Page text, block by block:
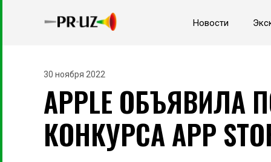
Новости
30 ноября 2022
APPLE ОБЪЯВИЛА
КОНКУРСА APP